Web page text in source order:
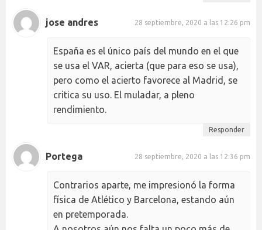
jose andres 28 septiembre, 2020 a las 12:26 pm
España es el único país del mundo en el que
se usa el VAR, acierta (que para eso se usa),
pero como el acierto favorece al Madrid, se
critica su uso. El muladar, a pleno
rendimiento.
Responder
Portega 28 septiembre, 2020 a las 12:36 pm
Contrarios aparte, me impresionó la forma
física de Atlético y Barcelona, estando aún
en pretemporada.